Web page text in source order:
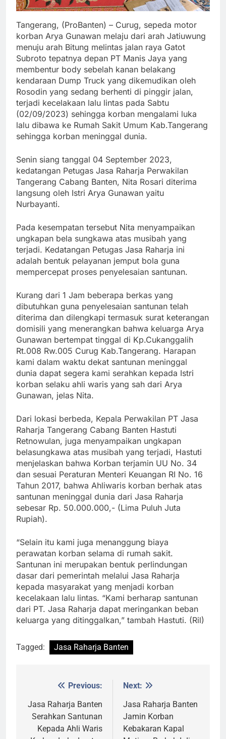
Tangerang, (ProBanten) – Curug, sepeda motor
korban Arya Gunawan melaju dari arah Jatiuwung
menuju arah Bitung melintas jalan raya Gatot
Subroto tepatnya depan PT Manis Jaya yang
membentur body sebelah kanan belakang
kendaraan Dump Truck yang dikemudikan oleh
Rosodin yang sedang berhenti di pinggir jalan,
terjadi kecelakaan lalu lintas pada Sabtu
(02/09/2023) sehingga korban mengalami luka
lalu dibawa ke Rumah Sakit Umum Kab.Tangerang
sehingga korban meninggal dunia.
Senin siang tanggal 04 September 2023,
kedatangan Petugas Jasa Raharja Perwakilan
Tangerang Cabang Banten, Nita Rosari diterima
langsung oleh Istri Arya Gunawan yaitu
Nurbayanti.
Pada kesempatan tersebut Nita menyampaikan
ungkapan bela sungkawa atas musibah yang
terjadi. Kedatangan Petugas Jasa Raharja ini
adalah bentuk pelayanan jemput bola guna
mempercepat proses penyelesaian santunan.
Kurang dari 1 Jam beberapa berkas yang
dibutuhkan guna penyelesaian santunan telah
diterima dan dilengkapi termasuk surat keterangan
domisili yang menerangkan bahwa keluarga Arya
Gunawan bertempat tinggal di Kp.Cukanggalih
Rt.008 Rw.005 Curug Kab.Tangerang. Harapan
kami dalam waktu dekat santunan meninggal
dunia dapat segera kami serahkan kepada Istri
korban selaku ahli waris yang sah dari Arya
Gunawan, jelas Nita.
Dari lokasi berbeda, Kepala Perwakilan PT Jasa
Raharja Tangerang Cabang Banten Hastuti
Retnowulan, juga menyampaikan ungkapan
belasungkawa atas musibah yang terjadi, Hastuti
menjelaskan bahwa Korban terjamin UU No. 34
dan sesuai Peraturan Menteri Keuangan RI No. 16
Tahun 2017, bahwa Ahliwaris korban berhak atas
santunan meninggal dunia dari Jasa Raharja
sebesar Rp. 50.000.000,- (Lima Puluh Juta
Rupiah).
“Selain itu kami juga menanggung biaya
perawatan korban selama di rumah sakit.
Santunan ini merupakan bentuk perlindungan
dasar dari pemerintah melalui Jasa Raharja
kepada masyarakat yang menjadi korban
kecelakaan lalu lintas. “Kami berharap santunan
dari PT. Jasa Raharja dapat meringankan beban
keluarga yang ditinggalkan,” tambah Hastuti. (Ril)
Tagged: Jasa Raharja Banten
navigation
Previous:
Jasa Raharja Banten
Serahkan Santunan
Kepada Ahli Waris
Next:
Jasa Raharja Banten
Jamin Korban
Kebakaran Kapal